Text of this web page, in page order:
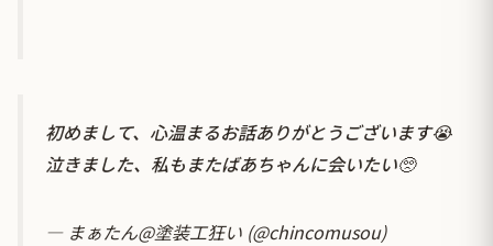
初めまして、心温まるお話ありがとうございます😭
泣きました、私もまたばあちゃんに会いたい🥺
— まぁたん@塗装工狂い (@chincomusou)